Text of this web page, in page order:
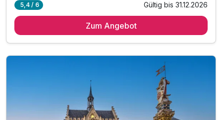
2 x reichhaltiges Frühstück vom Buffet
inkl. Nutzung des Fitnessbereiches
inkl. Nutzung des Sauna- und Wellnessbereichs
5,4 / 6 Gültig bis 31.12.2026
Zum Angebot